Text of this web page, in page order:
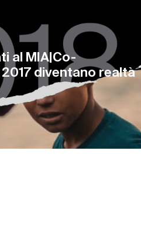
al MIA|Co-
diventano realtà